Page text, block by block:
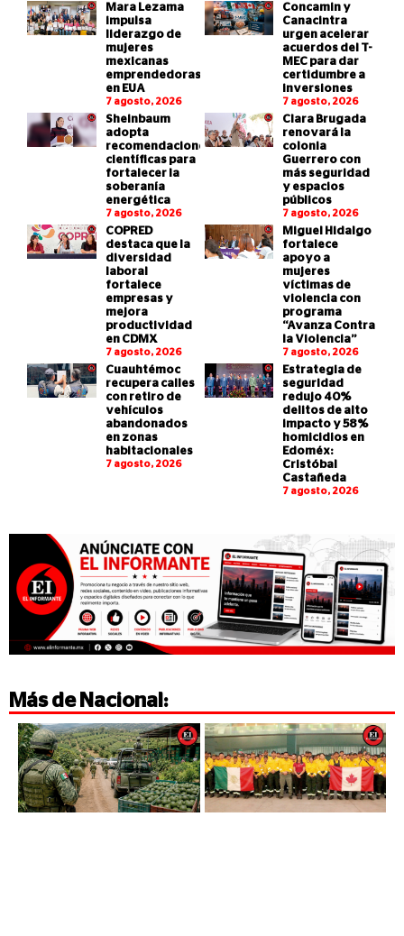
Mara Lezama
impulsa
liderazgo de
mujeres
mexicanas
emprendedoras
en EUA
7 agosto, 2026
Concamin y
Canacintra
urgen acelerar
acuerdos del T-
MEC para dar
certidumbre a
inversiones
7 agosto, 2026
Sheinbaum
adopta
recomendaciones
científicas para
fortalecer la
soberanía
energética
7 agosto, 2026
Clara Brugada
renovará la
colonia
Guerrero con
más seguridad
y espacios
públicos
7 agosto, 2026
COPRED
destaca que la
diversidad
laboral
fortalece
empresas y
mejora
productividad
en CDMX
7 agosto, 2026
Miguel Hidalgo
fortalece
apoyo a
mujeres
víctimas de
violencia con
programa
“Avanza Contra
la Violencia”
7 agosto, 2026
Cuauhtémoc
recupera calles
con retiro de
vehículos
abandonados
en zonas
habitacionales
7 agosto, 2026
Estrategia de
seguridad
redujo 40%
delitos de alto
impacto y 58%
homicidios en
Edoméx:
Cristóbal
Castañeda
7 agosto, 2026
Más de Nacional :